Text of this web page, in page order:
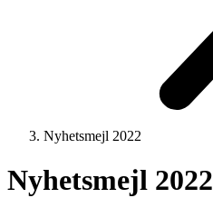
Nyhetsmejl 2022
Nyhetsmejl 2022